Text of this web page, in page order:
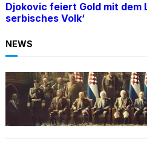
Djokovic feiert Gold mit dem
serbisches Volk‘
NEWS
BOSNIEN
Ein Skandal:
trotz